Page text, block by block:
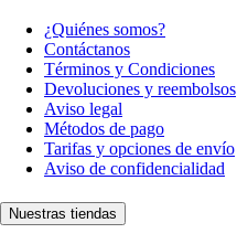
¿Quiénes somos?
Contáctanos
Términos y Condiciones
Devoluciones y reembolsos
Aviso legal
Métodos de pago
Tarifas y opciones de envío
Aviso de confidencialidad
Nuestras tiendas